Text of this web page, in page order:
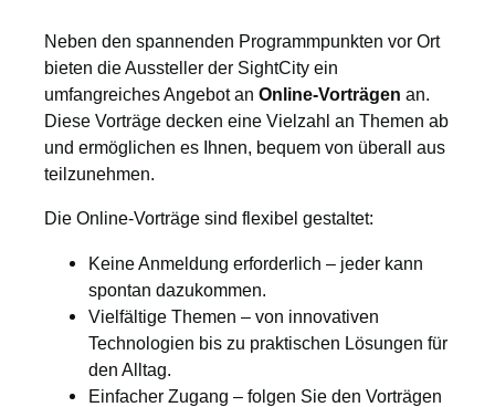
Neben den spannenden Programmpunkten vor Ort
bieten die Aussteller der SightCity ein
umfangreiches Angebot an Online-Vorträgen an.
Diese Vorträge decken eine Vielzahl an Themen ab
und ermöglichen es Ihnen, bequem von überall aus
teilzunehmen.
Die Online-Vorträge sind flexibel gestaltet:
Keine Anmeldung erforderlich – jeder kann
spontan dazukommen.
Vielfältige Themen – von innovativen
Technologien bis zu praktischen Lösungen für
den Alltag.
Einfacher Zugang – folgen Sie den Vorträgen